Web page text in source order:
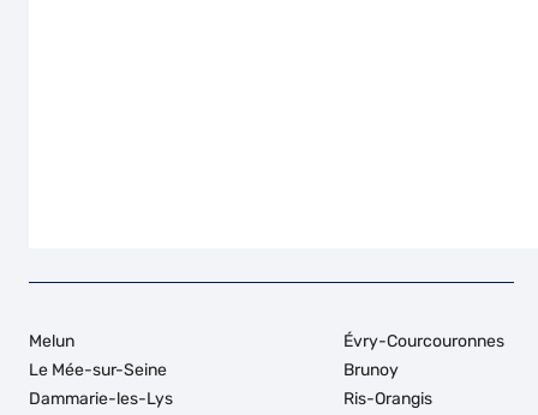
Melun
Le Mée-sur-Seine
Dammarie-les-Lys
Évry-Courcouronnes
Brunoy
Ris-Orangis